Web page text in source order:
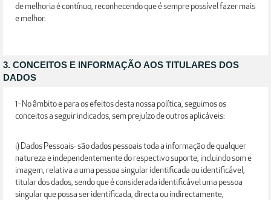
de melhoria é contínuo, reconhecendo que é sempre possível fazer mais
e melhor.
3. CONCEITOS E INFORMAÇÃO AOS TITULARES DOS
DADOS
1- No âmbito e para os efeitos desta nossa política, seguimos os
conceitos a seguir indicados, sem prejuízo de outros aplicáveis:
i) Dados Pessoais- são dados pessoais toda a informação de qualquer
natureza e independentemente do respectivo suporte, incluindo som e
imagem, relativa a uma pessoa singular identificada ou identificável,
titular dos dados, sendo que é considerada identificável uma pessoa
singular que possa ser identificada, directa ou indirectamente,